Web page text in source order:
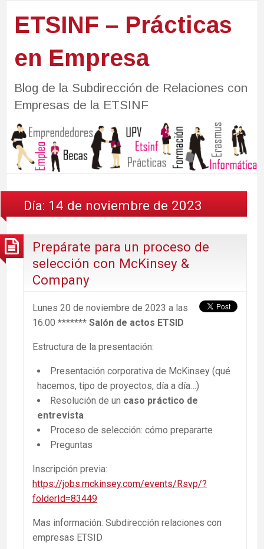
ETSINF – Prácticas
en Empresa
Blog de la Subdirección de Relaciones con
Empresas de la ETSINF
Día: 14 de noviembre de 2023
Prepárate para un proceso de
selección con McKinsey &
Company
Lunes 20 de noviembre de 2023 a las
16.00 ******* Salón de actos ETSID
Estructura de la presentación:
Presentación corporativa de McKinsey (qué
hacemos, tipo de proyectos, día a día…)
Resolución de un caso práctico de
entrevista
Proceso de selección: cómo prepararte
Preguntas
Inscripción previa:
https://jobs.mckinsey.com/events/Rsvp/?
folderId=83449
Mas información: Subdirección relaciones con
empresas ETSID